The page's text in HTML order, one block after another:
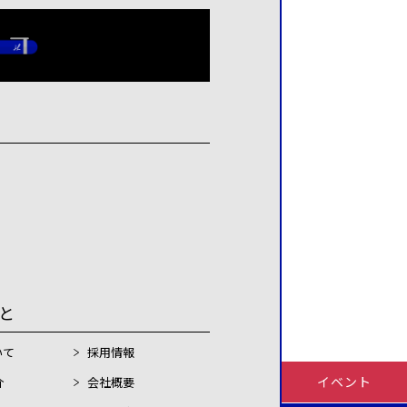
イベント
採用情報
会社概要